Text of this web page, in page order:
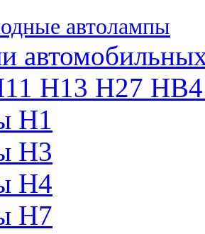
автолампы
H13 H27
H1
H3
H4
H7